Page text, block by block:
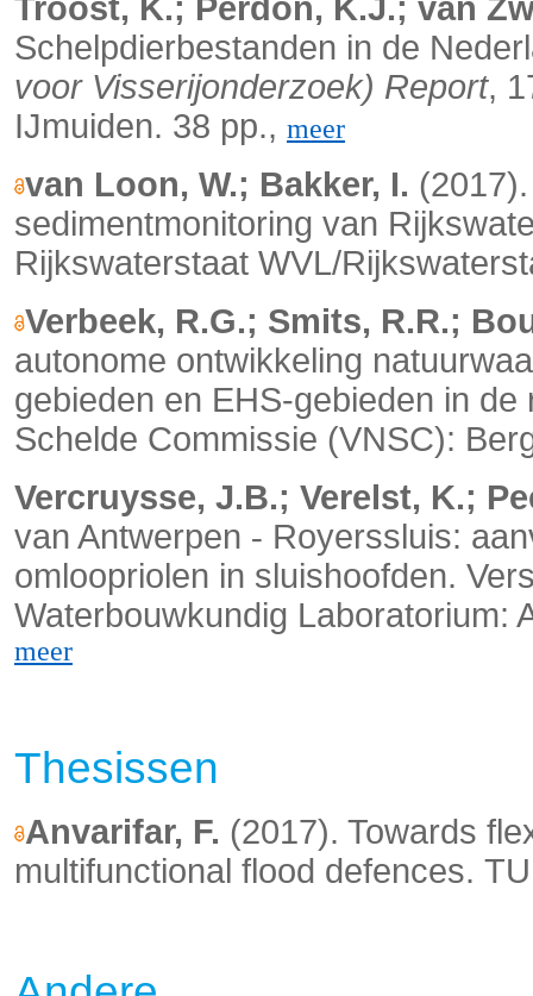
Troost, K.; Perdon, K.J.; van
Schelpdierbestanden in de
voor Visserijonderzoek) Report,
IJmuiden. 38 pp., meer
van Loon, W.; Bakker, I.
sedimentmonitoring van
Rijkswaterstaat WVL/
Verbeek, R.G.; Smits, R.R.;
autonome ontwikkeling
gebieden en EHS-gebieden in
Schelde Commissie (VNSC):
Vercruysse, J.B.; Verelst, K.;
van Antwerpen ‐ Royerssluis:
omloopriolen in sluishoofden.
Waterbouwkundig Laboratorium:
meer
Thesissen
Anvarifar, F. (2017). Towards
multifunctional flood defences.